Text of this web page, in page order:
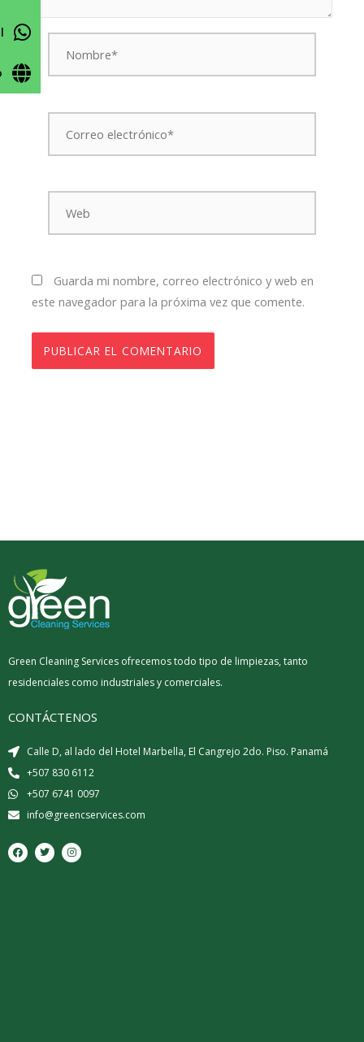
Nombre*
Correo
electrónico*
Web
Guarda mi nombre, correo electrónico y web en
este navegador para la próxima vez que comente.
Green Cleaning Services ofrecemos todo tipo de limpiezas, tanto
residenciales como industriales y comerciales.
CONTÁCTENOS
Calle D, al lado del Hotel Marbella, El Cangrejo 2do. Piso. Panamá
+507 830 6112
+507 6741 0097
info@greencservices.com
F
a
c
T
w
i
I
n
s